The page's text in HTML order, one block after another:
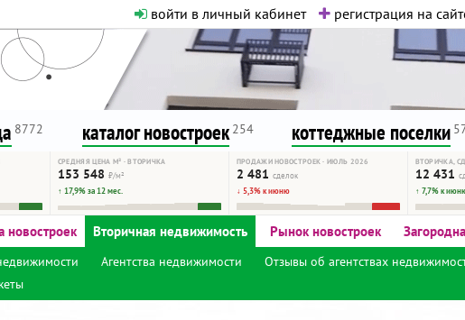
войти в личный кабинет регистрация на
Никакого шок-контента.
как он помогает вам. Удачи!
8772 каталог новостроек 254 коттеджные поселки
СРЕДНЯЯ ЦЕНА М² · ВТОРИЧКА
153 548 ₽/м²
↑ 17,9% за 12 мес.
ПРОДАЖИ НОВОСТРОЕК · ИЮЛЬ 2026
2 481 сделок
↓ 5,3% к июню
ВТОРИЧКА,
12 431
↑ 7,7% к
новостроек Вторичная недвижимость Рынок новостроек
Агентства недвижимости Отзывы об агентствах